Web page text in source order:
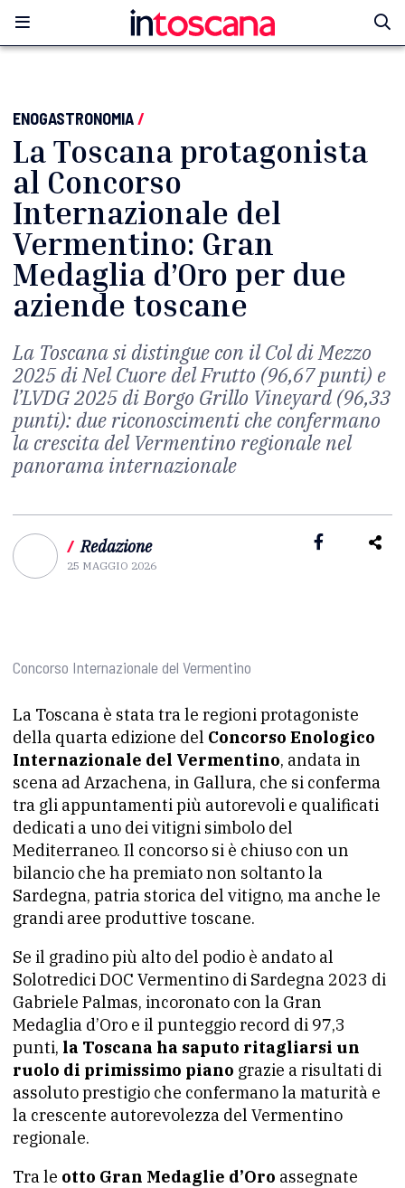
ENOGASTRONOMIA/
La Toscana protagonista
al Concorso
Internazionale del
Vermentino: Gran
Medaglia d’Oro per due
aziende toscane
La Toscana si distingue con il Col di Mezzo
2025 di Nel Cuore del Frutto (96,67 punti) e
l’LVDG 2025 di Borgo Grillo Vineyard (96,33
punti): due riconoscimenti che confermano
la crescita del Vermentino regionale nel
panorama internazionale
/ Redazione
25 MAGGIO 2026
Concorso Internazionale del Vermentino
La Toscana è stata tra le regioni protagoniste
della quarta edizione del Concorso Enologico
Internazionale del Vermentino, andata in
scena ad Arzachena, in Gallura, che si conferma
tra gli appuntamenti più autorevoli e qualificati
dedicati a uno dei vitigni simbolo del
Mediterraneo. Il concorso si è chiuso con un
bilancio che ha premiato non soltanto la
Sardegna, patria storica del vitigno, ma anche le
grandi aree produttive toscane.
Se il gradino più alto del podio è andato al
Solotredici DOC Vermentino di Sardegna 2023 di
Gabriele Palmas, incoronato con la Gran
Medaglia d’Oro e il punteggio record di 97,3
punti, la Toscana ha saputo ritagliarsi un
ruolo di primissimo piano grazie a risultati di
assoluto prestigio che confermano la maturità e
la crescente autorevolezza del Vermentino
regionale.
Tra le otto Gran Medaglie d’Oro assegnate